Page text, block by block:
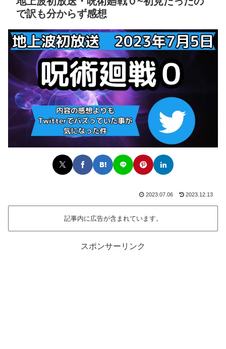
で訳も分からず感想
2023.07.06 2023.12.13
記事内に広告が含まれています。
スポンサーリンク